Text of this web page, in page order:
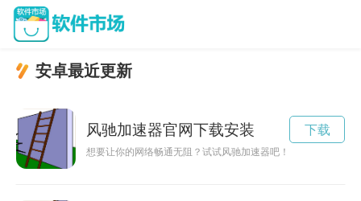
安卓最近更新
风驰加速器官网下载安装
想要让你的网络畅通无阻？试试风驰加速器吧！它能帮助你提
下载